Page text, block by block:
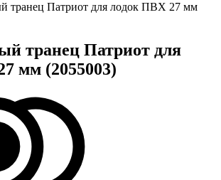
транец Патриот для лодок ПВХ 27 мм
транец Патриот для
мм (2055003)